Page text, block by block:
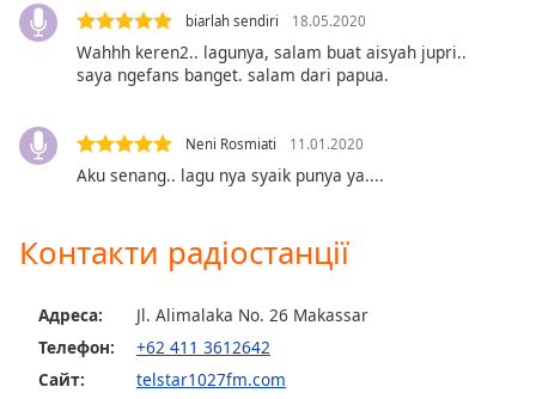
Beginning
Escape
will
the
Color
biarlah sendiri 18.05.2020
Wahhh keren2.. lagunya, salam buat aisyah jupri..
saya ngefans banget. salam dari papua.
Neni Rosmiati 11.01.2020
Aku senang.. lagu nya syaik punya ya....
Контакти радіостанції
Адреса:
Jl. Alimalaka No. 26 Makassar
Телефон:
+62 411 3612642
Сайт:
telstar1027fm.com